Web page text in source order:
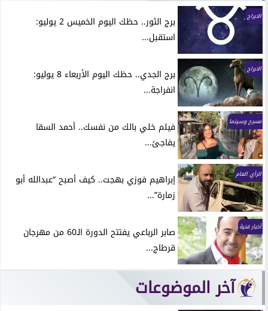
الابراج
برج الثور.. حظك اليوم الخميس 2 يوليو:
استقبل...
الابراج
برج الجدي.. حظك اليوم الأربعاء 8 يوليو:
انفراجة...
مسرح وسينما
فيلم خلي بالك من نفسك.. أحمد السقا
يفاجئ...
الرأي العام
إبراهيم فوزي بهجت.. كيف أصبح “عبدالله أبو
زمارة”...
أخبار فنية
صابر الرباعي يفتتح الدورة الـ60 من مهرجان
قرطاج...
آخر الموضوعات